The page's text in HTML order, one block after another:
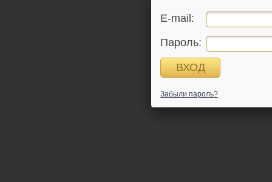
E-mail:
Пароль:
Забыли пароль?